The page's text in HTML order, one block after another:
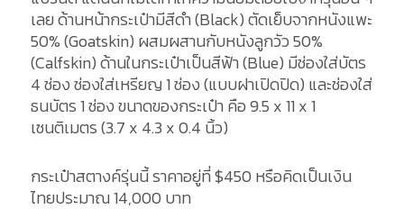
เลย ด้านหน้ากระเป๋ามีสีดำ (Black) ตัดเย็บจากหนังแพะ
50% (Goatskin) ผสมผสานกับหนังลูกวัว 50%
(Calfskin) ด้านในกระเป๋าเป็นสีฟ้า (Blue) มีช่องใส่บัตร
4 ช่อง ช่องใส่เหรียญ 1 ช่อง (แบบฝาเปิดปิด) และช่องใส่
ธนบัตร 1 ช่อง ขนาดของกระเป๋า คือ 9.5 x 11 x 1
เซนติเมตร (3.7 x 4.3 x 0.4 นิ้ว)
กระเป๋าสตางค์รุ่นนี้ ราคาอยู่ที่ $450 หรือคิดเป็นเงิน
ไทยประมาณ 14,000 บาท